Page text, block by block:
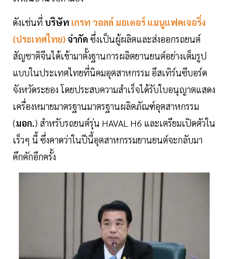
ดังเช่นที่ บริษัท เกรท วอลล์ มอเตอร์ แมนูแฟคเจอริ่ง
(ประเทศไทย) จำกัด ซึ่งเป็นผู้ผลิตและส่งออกรถยนต์
สัญชาติจีนได้เข้ามาตั้งฐานการผลิตยานยนต์อย่างเต็มรูป
แบบในประเทศไทยที่นิคมอุตสาหกรรม อีสเทิร์นซีบอร์ด
จังหวัดระยอง โดยประสบความสำเร็จได้รับใบอนุญาตแสดง
เครื่องหมายมาตรฐานมาตรฐานผลิตภัณฑ์อุตสาหกรรม
(มอก.) สำหรับรถยนต์รุ่น HAVAL H6 และเตรียมเปิดตัวใน
เร็วๆ นี้ ซึ่งคาดว่าในปีนี้อุตสาหกรรมยานยนต์จะกลับมา
คึกคักอีกครั้ง